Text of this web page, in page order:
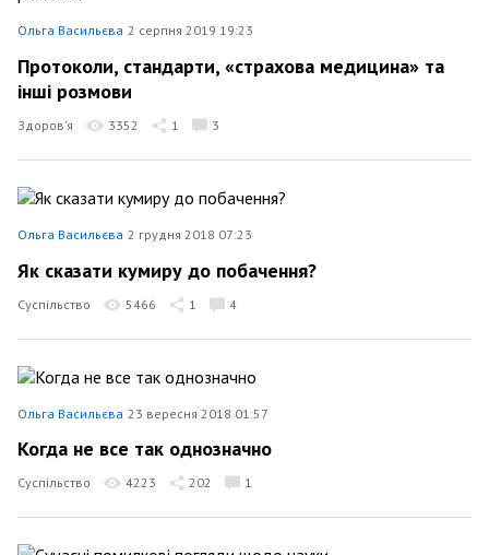
Ольга Васильєва 2 серпня 2019 19:23
Протоколи, стандарти, «страхова медицина» та
інші розмови
Здоров’я 3352 1 3
Ольга Васильєва 2 грудня 2018 07:23
Як сказати кумиру до побачення?
Суспільство 5466 1 4
Ольга Васильєва 23 вересня 2018 01:57
Когда не все так однозначно
Суспільство 4223 202 1